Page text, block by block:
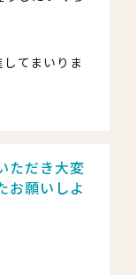
てまいりま
ただき大変
お願いしよ